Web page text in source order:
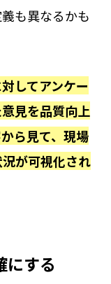
も異なるかも
してアンケー
見を品質向上
ら見て、現場
が可視化され
にする